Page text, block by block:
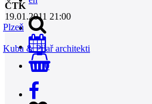
0
ČTK
19.01.2011 21:00
Plzeň
Kuba & Pilař architekti